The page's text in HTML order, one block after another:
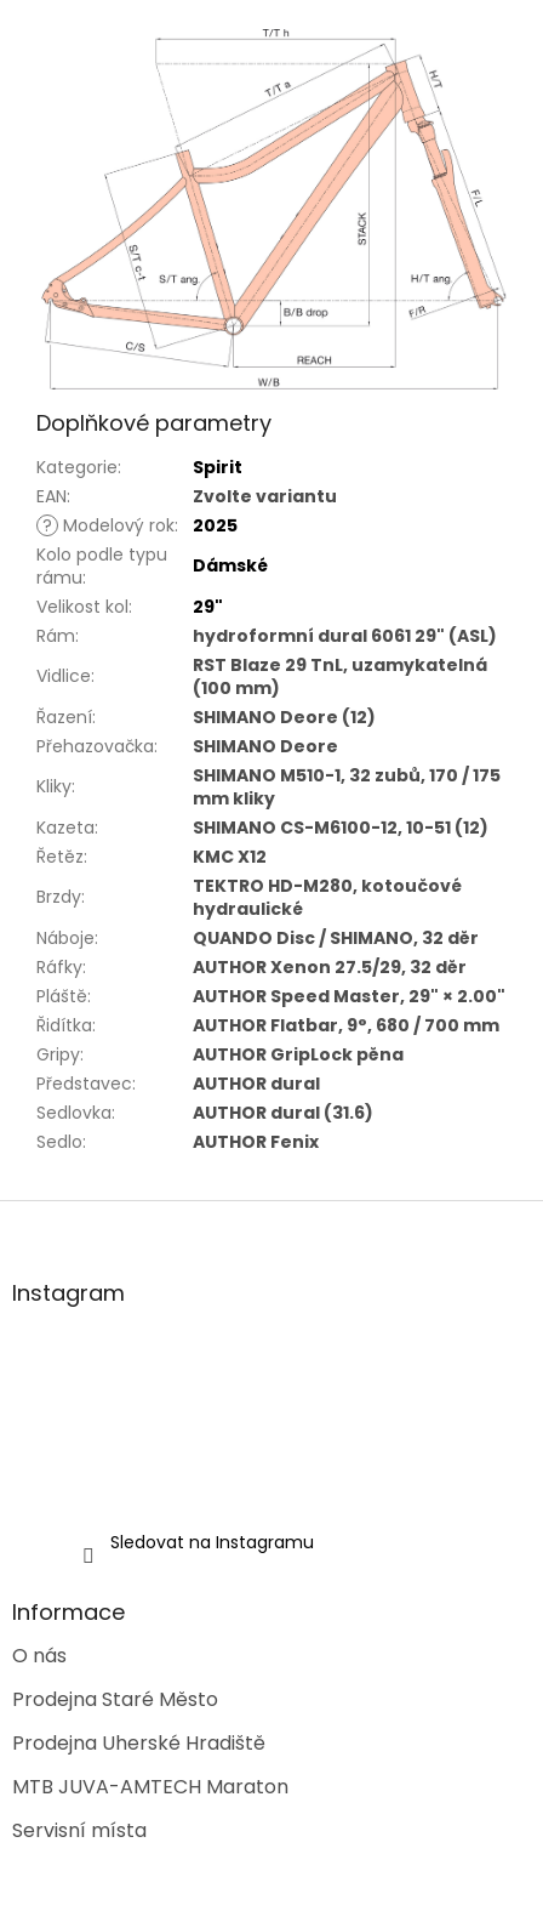
Doplňkové parametry
Kategorie:
Spirit
EAN:
Zvolte variantu
? Modelový rok:
2025
Kolo podle typu
rámu:
Dámské
Velikost kol:
29"
Rám:
hydroformní dural 6061 29" (ASL)
Vidlice:
RST Blaze 29 TnL, uzamykatelná
(100 mm)
Řazení:
SHIMANO Deore (12)
Přehazovačka:
SHIMANO Deore
Kliky:
SHIMANO M510-1, 32 zubů, 170 / 175
mm kliky
Kazeta:
SHIMANO CS-M6100-12, 10-51 (12)
Řetěz:
KMC X12
Brzdy:
TEKTRO HD-M280, kotoučové
hydraulické
Náboje:
QUANDO Disc / SHIMANO, 32 děr
Ráfky:
AUTHOR Xenon 27.5/29, 32 děr
Pláště:
AUTHOR Speed Master, 29" × 2.00"
Řidítka:
AUTHOR Flatbar, 9°, 680 / 700 mm
Gripy:
AUTHOR GripLock pěna
Představec:
AUTHOR dural
Sedlovka:
AUTHOR dural (31.6)
Sedlo: AUTHOR Fenix
Z
aInstagram
Sledovat na Instagramu
Informace
O nás
Prodejna Staré Město
Prodejna Uherské Hradiště
MTB JUVA-AMTECH Maraton
Servisní místa